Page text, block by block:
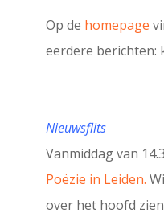
Op de homepage
eerdere berichten:
Nieuwsflits
Vanmiddag van
Poëzie in Leiden.
over het hoofd